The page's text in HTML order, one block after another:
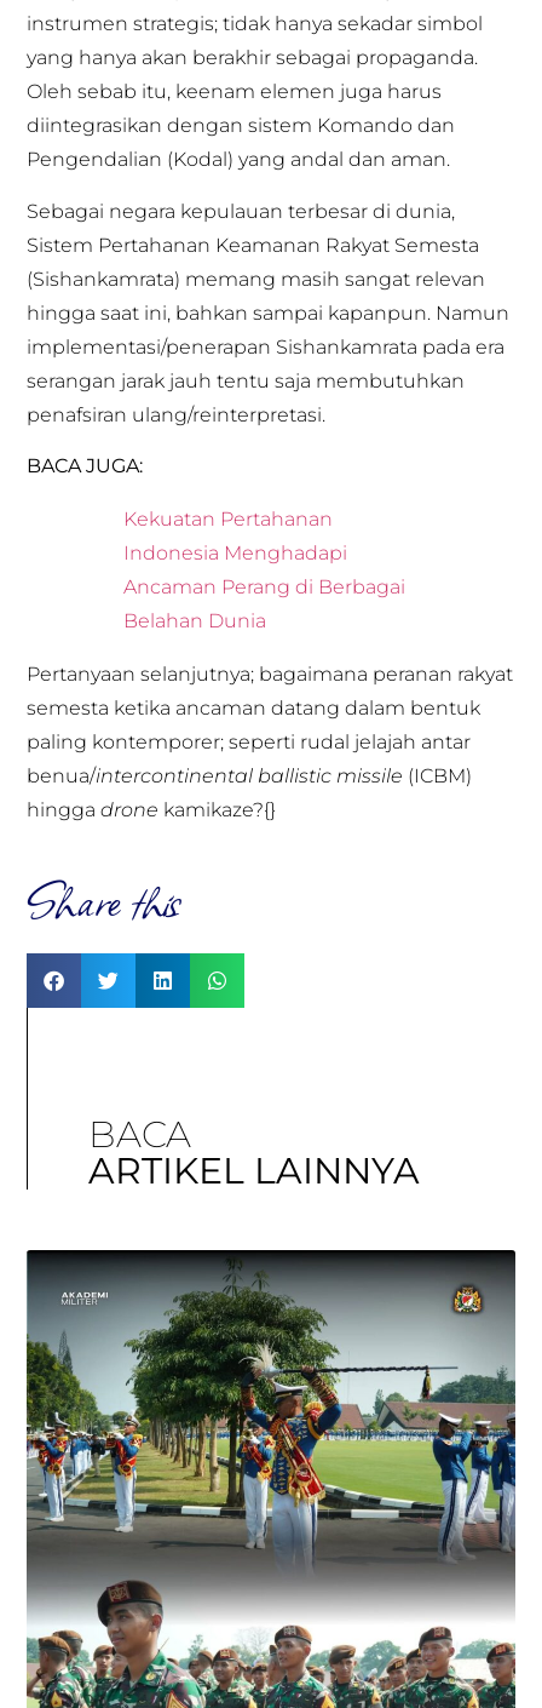
instrumen strategis; tidak hanya sekadar simbol
yang hanya akan berakhir sebagai propaganda.
Oleh sebab itu, keenam elemen juga harus
diintegrasikan dengan sistem Komando dan
Pengendalian (Kodal) yang andal dan aman.
Sebagai negara kepulauan terbesar di dunia,
Sistem Pertahanan Keamanan Rakyat Semesta
(Sishankamrata) memang masih sangat relevan
hingga saat ini, bahkan sampai kapanpun. Namun
implementasi/penerapan Sishankamrata pada era
serangan jarak jauh tentu saja membutuhkan
penafsiran ulang/reinterpretasi.
BACA JUGA:
Kekuatan Pertahanan
Indonesia Menghadapi
Ancaman Perang di Berbagai
Belahan Dunia
Pertanyaan selanjutnya; bagaimana peranan rakyat
semesta ketika ancaman datang dalam bentuk
paling kontemporer; seperti rudal jelajah antar
benua/intercontinental ballistic missile (ICBM)
hinggadrone kamikaze?{}
Share this
BACA
ARTIKEL LAINNYA